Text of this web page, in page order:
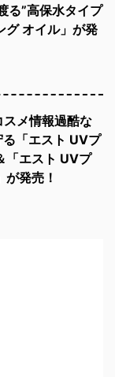
る”高保水タイプ
グ オイル」が発
メ情報過酷な
「エスト UVプ
「エスト UVプ
発売！